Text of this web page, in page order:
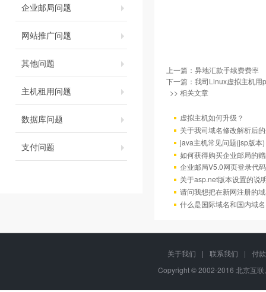
企业邮局问题
网站推广问题
其他问题
主机租用问题
数据库问题
支付问题
上一篇： 异地汇款手续费费率
下一篇： 我司Linux虚拟主机用
>> 相关文章
虚拟主机如何升级？
关于我司域名修改解析后
java主机常见问题(jsp版本)
如何获得购买企业邮局的
企业邮局V5.0网页登录代码
关于asp.net版本设置的说
请问我想把在新网注册的
什么是国际域名和国内域
关于我们 | 联系我们 |
付
Copyright © 2002-2016 北京互